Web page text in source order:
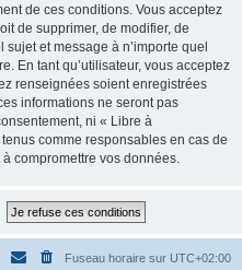
de ces conditions. Vous acceptez
de supprimer, de modifier, de
et message à n’importe quel
En tant qu’utilisateur, vous acceptez
renseignées soient enregistrées
informations ne seront pas
ni « Libre à
comme responsables en cas de
compromettre vos données.
Fuseau horaire sur UTC+02:00